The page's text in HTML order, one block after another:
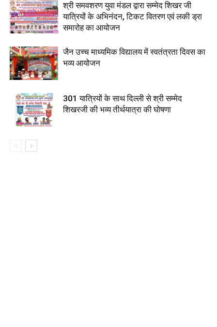
श्री समवशरण युवा मंडल द्वारा सम्मेद शिखर जी
यात्रियों के अभिनंदन, टिकट वितरण एवं लकी ड्रा
समारोह का आयोजन
जैन उच्च माध्यमिक विद्यालय में स्वतंत्रता दिवस का
भव्य आयोजन
301 यात्रियों के साथ दिल्ली से श्री सम्मेद
शिखरजी की भव्य तीर्थयात्रा की घोषणा